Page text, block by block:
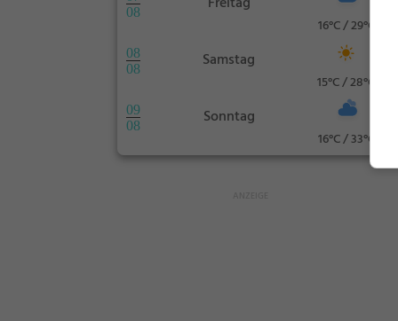
08
16°C / 29°C
08
08
Samstag
15°C / 28°C
09
08
Sonntag
16°C / 33°C